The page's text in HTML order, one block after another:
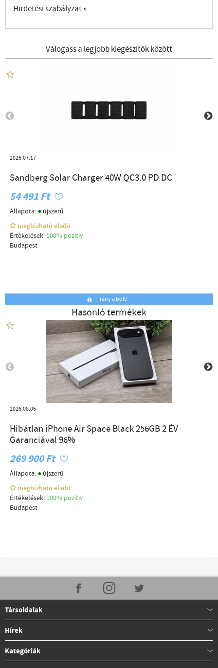
Hirdetési szabályzat »
Válogass a legjobb kiegészítők között
2026.07.17
Sandberg Solar Charger 40W QC3.0 PD DC
54 491 Ft
Állapota: ● újszerű
megbízható eladó
Értékelések: 100% pozítiv
Budapest
Irány a bolt!
Hasonló termékek
2026.08.06
Hibátlan iPhone Air Space Black 256GB 2 ÉV
Garanciával 96%
269 900 Ft
Állapota: ● újszerű
megbízható eladó
Értékelések: 100% pozítiv
Budapest
Társoldalak
Hírek
Kategóriák